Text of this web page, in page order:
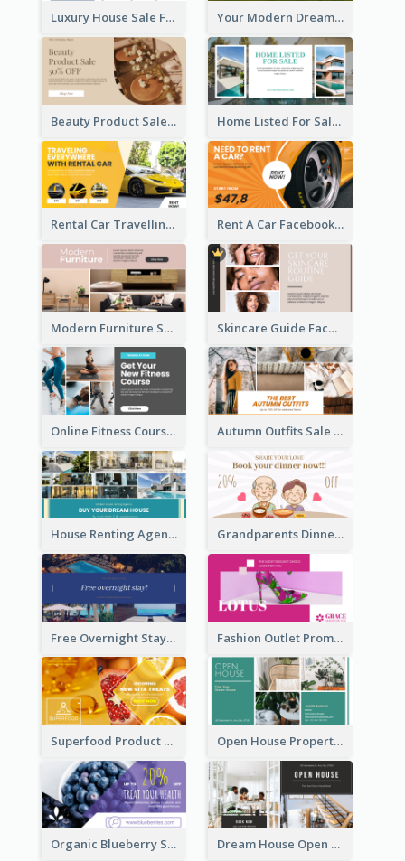
Luxury House Sale Facebook Ad Your Modern Dream House Facebook Ad
Beauty Product Sale Facebook Ad Home Listed For Sale Facebook Ad
Rental Car Travelling Facebook Ad Rent A Car Facebook Ad
Modern Furniture Shop Facebook Ad Skincare Guide Facebook Ad
Online Fitness Course Facebook Ad Autumn Outfits Sale Facebook Ad
House Renting Agency Facebook Ad Grandparents Dinner Discount Facebook Ad
Free Overnight Stay Hotel Promotion Facebook Ad Fashion Outlet Promote Facebook Ad
Superfood Product Discount Facebook Ad Open House Property Invitation Facebook Ad
Organic Blueberry Sales Facebook Ad Dream House Open House Facebook Ad